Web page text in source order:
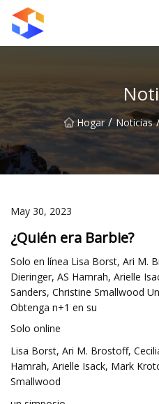
Hogar / Noticias
May 30, 2023
¿Quién era Barbie?
Solo en línea Lisa Borst, Ari M.
Dieringer, AS Hamrah, Arielle
Sanders, Christine Smallwood
Obtenga n+1 en su
Solo online
Lisa Borst, Ari M. Brostoff,
Hamrah, Arielle Isack, Mark
Smallwood